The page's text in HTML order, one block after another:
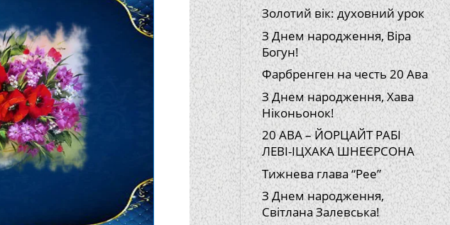
Золотий вік: духовний урок
З Днем народження, Віра
Богун!
Фарбренген на честь 20 Ава
З Днем народження, Хава
Ніконьонок!
20 АВА – ЙОРЦАЙТ РАБІ
ЛЕВІ-ІЦХАКА ШНЕЄРСОНА
Тижнева глава “Рее”
З Днем народження,
Світлана Залевська!